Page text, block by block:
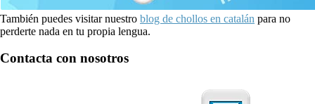
También puedes visitar nuestro blog de chollos en catalán para no
perderte nada en tu propia lengua.
Contacta con nosotros